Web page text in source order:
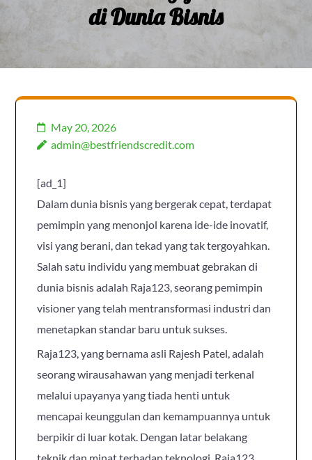
di Dunia Bisnis
May 20, 2026
admin@bestfriendscredit.com
[ad_1]
Dalam dunia bisnis yang bergerak cepat, terdapat
pemimpin yang menonjol karena ide-ide inovatif,
visi yang berani, dan tekad yang tak tergoyahkan.
Salah satu individu yang membuat gebrakan di
dunia bisnis adalah Raja123, seorang pemimpin
visioner yang telah mentransformasi industri dan
menetapkan standar baru untuk sukses.
Raja123, yang bernama asli Rajesh Patel, adalah
seorang wirausahawan yang menjadi terkenal
melalui upayanya yang tiada henti untuk
mencapai keunggulan dan kemampuannya untuk
berpikir di luar kotak. Dengan latar belakang